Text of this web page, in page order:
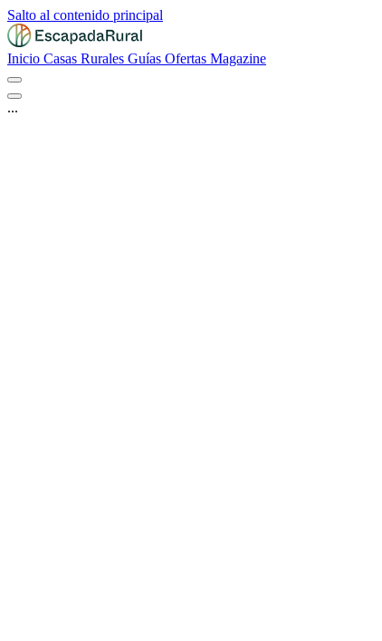
Salto al contenido principal
Inicio Casas Rurales Guías Ofertas Magazine
...